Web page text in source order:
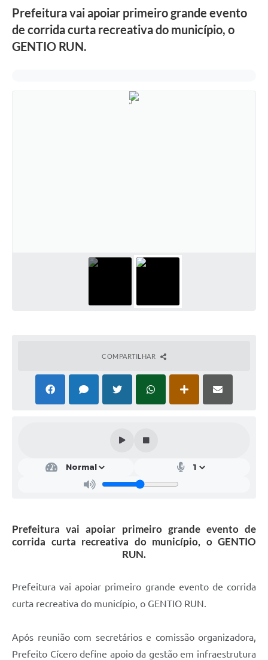
Notícias
Galeria de Vídeos
Diário Oficial
Prefeitura vai apoiar primeiro grande evento
de corrida curta recreativa do município, o
GENTIO RUN.
COMPARTILHAR
Prefeitura vai apoiar primeiro grande evento de
corrida curta recreativa do município, o GENTIO
RUN.
Prefeitura vai apoiar primeiro grande evento de corrida
curta recreativa do município, o GENTIO RUN.
Após reunião com secretários e comissão organizadora,
Prefeito Cícero define apoio da gestão em infraestrutura